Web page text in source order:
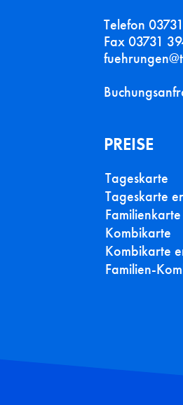
Telefon
Fax 03731
PREISE
Tageskarte
Tageskarte
Familienkarte
Kombikarte
Kombikarte
Familien-